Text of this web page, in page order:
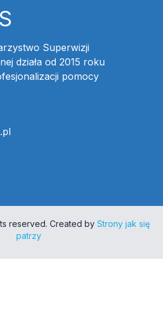
Superwizji
działa od 2015 roku
pomocy
reserved. Created by Strony jak się
patrzy